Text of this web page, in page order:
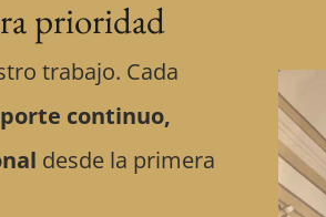
prioridad
trabajo. Cada
continuo,
desde la primera